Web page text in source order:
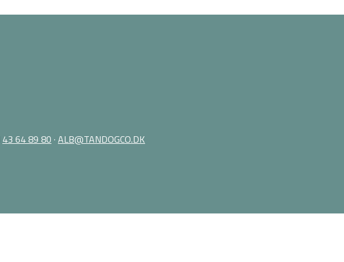
43 64 89 80 · ALB@TANDOGCO.DK